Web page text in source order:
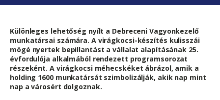
Különleges lehetőség nyílt a Debreceni Vagyonkezelő
munkatársai számára. A virágkocsi-készítés kulisszái
mögé nyertek bepillantást a vállalat alapításának 25.
évfordulója alkalmából rendezett programsorozat
részeként. A virágkocsi méhecskéket ábrázol, amik a
holding 1600 munkatársát szimbolizálják, akik nap mint
nap a városért dolgoznak.